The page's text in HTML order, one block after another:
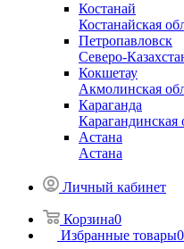
Костанай
Костанайская
Петропавловск
Северо-
Кокшетау
Акмолинская
Караганда
Карагандинская
Астана
Астана
Личный кабинет
Корзина0
Избранные товары0